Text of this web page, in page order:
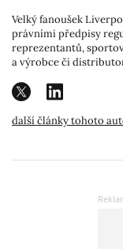
Velký fanoušek
právními předpisy
reprezentantů,
a výrobce či
další články tohoto